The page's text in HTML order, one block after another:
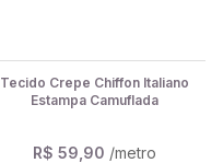
Tecido Crepe Chiffon Italiano
Estampa Camuflada
R$ 59,90 /metro